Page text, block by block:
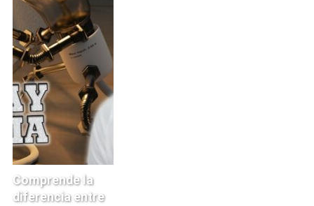
Comprende la
diferencia entre